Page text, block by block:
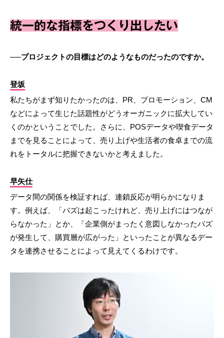
統一的な指標をつくり出したい
──プロジェクトの目標はどのようなものだったのですか。
登坂
私たちがまず知りたかったのは、PR、プロモーション、CM
などによって生じた話題性がどうオーガニックに拡大してい
くのかということでした。さらに、POSデータや喫食データ
までを見ることによって、売り上げや生活者の食卓までの流
れをトータルに把握できないかと考えました。
早矢仕
データ間の関係を検証すれば、連鎖反応が明らかになりま
す。例えば、「バズは起こったけれど、売り上げにはつなが
らなかった」とか、「企業側がまったく意図しなかったバズ
が発生して、購買層が広がった」といったことが異なるデー
タを連携させることによって見えてくるわけです。